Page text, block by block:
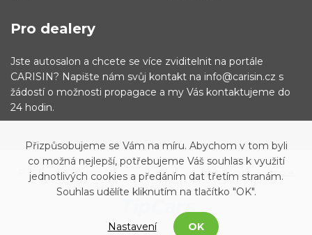
Pro dealery
Jste autosalon a chcete se více zviditelnit na portále
CARISIN? Napište nám svůj kontakt na info@carisin.cz s
žádostí o možnosti propagace a my Vás kontaktujeme do
24 hodin.
© 2019 - 2021 Carisin.cz Archiv vozů Facebook
Přizpůsobujeme se Vám na míru. Abychom v tom byli
co možná nejlepší, potřebujeme Váš souhlas k využití
jednotlivých cookies a předáním dat třetím stranám.
Souhlas udělíte kliknutím na tlačítko "OK".
Nastavení OK